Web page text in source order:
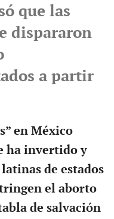
que las
dispararon
a partir
en México
ha invertido y
de estados
el aborto
de salvación